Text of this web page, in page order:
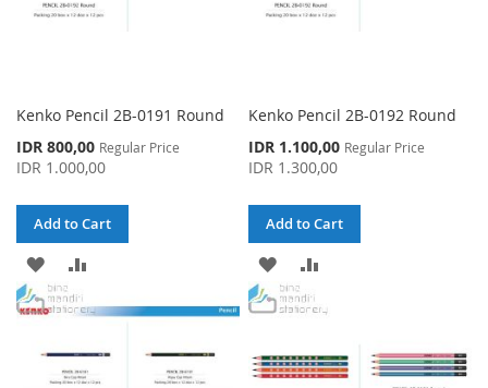
Kenko Pencil 2B-0191 Round
Special
Price
IDR 800,00 Regular Price
IDR 1.000,00
Add to Cart
ADD
TO
LIST
Kenko Pencil 2B-0192 Round
Special
Price
IDR 1.100,00 Regular Price
IDR 1.300,00
Add to Cart
ADD
TO
LIST